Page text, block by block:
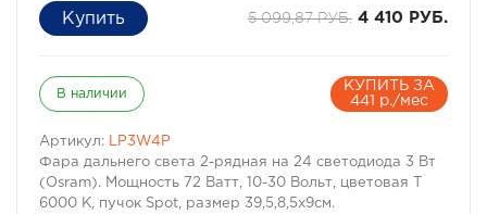
5 099,87 РУБ. 4 410 РУБ.
В наличии
КУПИТЬ ЗА
441 р./мес
Артикул:
LP3W4P
Фара дальнего света 2-рядная на 24 светодиода 3 Вт
(Osram). Мощность 72 Ватт, 10-30 Вольт, цветовая T
6000 К, пучок Spot, размер 39,5,8,5х9см.